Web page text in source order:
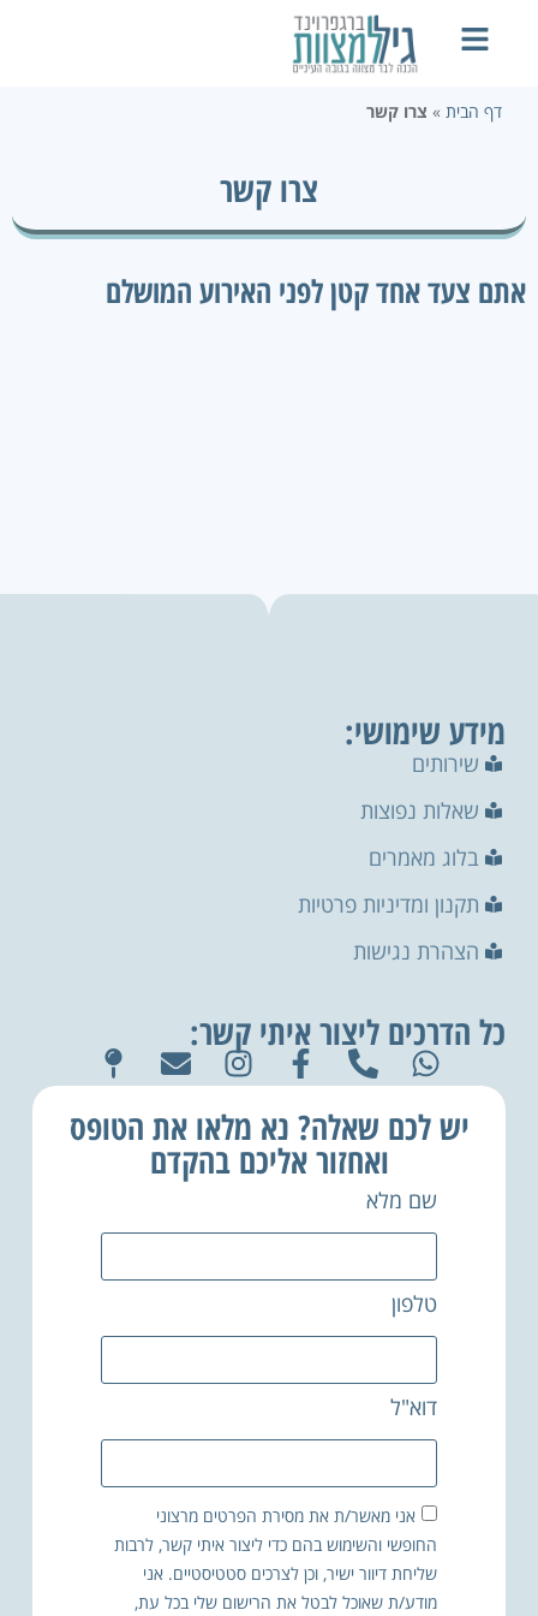
דף הבית » צרו קשר
צרו קשר
אתם צעד אחד קטן לפני האירוע המושלם
מידע שימושי:
שירותים
שאלות נפוצות
בלוג מאמרים
תקנון ומדיניות פרטיות
הצהרת נגישות
כל הדרכים ליצור איתי קשר:
יש לכם שאלה? נא מלאו את הטופס
ואחזור אליכם בהקדם
שם מלא
טלפון
דוא"ל
אני מאשר/ת את מסירת הפרטים מרצוני
החופשי והשימוש בהם כדי ליצור איתי קשר, לרבות
שליחת דיוור ישיר, וכן לצרכים סטטיסטיים. אני
מודע/ת שאוכל לבטל את הרישום שלי בכל עת,